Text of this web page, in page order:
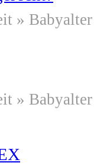
» Babyalter
» Babyalter